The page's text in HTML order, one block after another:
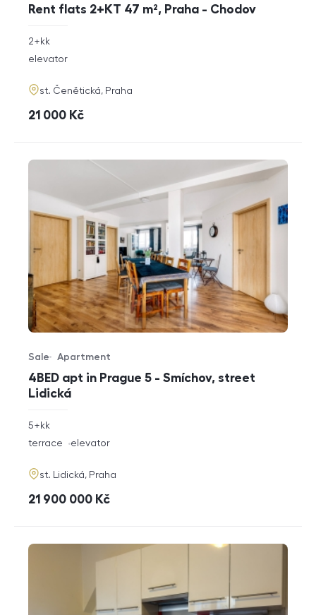
Rent flats 2+KT 47 m², Praha - Chodov
rozměry
disposition
2+kk
funkce
elevator
adresa
st. Čenětická, Praha
cena
21 000 Kč
4BED apt in Prague 5 - Smíchov, street
Lidická
Offer type
Sale
Property type
Apartment
rozměry
5+kk
funkce
terrace elevator
adresa
st. Lidická, Praha
cena
21 900 000 Kč